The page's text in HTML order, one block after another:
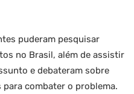
puderam pesquisar
no Brasil, além de assistir
e debateram sobre
combater o problema.